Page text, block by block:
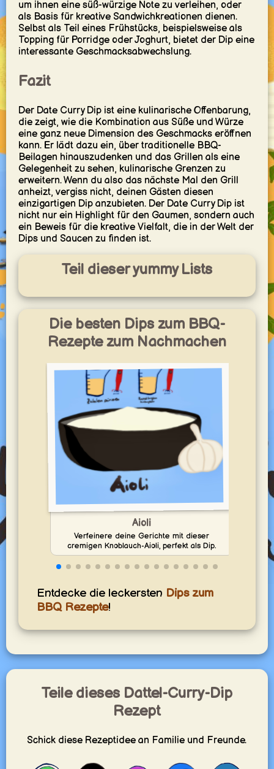
um ihnen eine süß-würzige Note zu verleihen, oder
als Basis für kreative Sandwichkreationen dienen.
Selbst als Teil eines Frühstücks, beispielsweise als
Topping für Porridge oder Joghurt, bietet der Dip eine
interessante Geschmacksabwechslung.
Fazit
Der Date Curry Dip ist eine kulinarische Offenbarung,
die zeigt, wie die Kombination aus Süße und Würze
eine ganz neue Dimension des Geschmacks eröffnen
kann. Er lädt dazu ein, über traditionelle BBQ-
Beilagen hinauszudenken und das Grillen als eine
Gelegenheit zu sehen, kulinarische Grenzen zu
erweitern. Wenn du also das nächste Mal den Grill
anheizt, vergiss nicht, deinen Gästen diesen
einzigartigen Dip anzubieten. Der Date Curry Dip ist
nicht nur ein Highlight für den Gaumen, sondern auch
ein Beweis für die kreative Vielfalt, die in der Welt der
Dips und Saucen zu finden ist.
Teil dieser yummy Lists
Die besten Dips zum BBQ-
Rezepte zum Nachmachen
Aioli
Verfeinere deine Gerichte mit dieser
cremigen Knoblauch-Aioli, perfekt als Dip.
Entdecke die leckersten Dips zum
BBQ Rezepte!
Teile dieses Dattel-Curry-Dip
Rezept
Schick diese Rezeptidee an Familie und Freunde.